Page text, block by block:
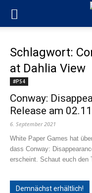
Schlagwort:
at Dahlia View
#PS4
Conway:
Release am
6. September 2021
White Paper Games hat
dass Conway:
erscheint. Schaut euch den
Demnächst erhältlich!